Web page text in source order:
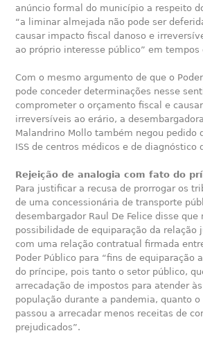
anúncio formal do município a respeito
“a liminar almejada não pode ser
causar impacto fiscal danoso e
ao próprio interesse público” em tempos
Com o mesmo argumento de que o
pode conceder determinações nesse
comprometer o orçamento fiscal e
irreversíveis ao erário, a
Malandrino Mollo também negou pedido
ISS de centros médicos e de diagnóstico
Rejeição de analogia com fato do
Para justificar a recusa de prorrogar os
de uma concessionária de transporte
desembargador Raul De Felice disse que
possibilidade de equiparação da relação
com uma relação contratual firmada
Poder Público para “fins de equiparação
do príncipe, pois tanto o setor público,
arrecadação de impostos para atender
população durante a pandemia, quanto
passou a arrecadar menos receitas de
prejudicados”.